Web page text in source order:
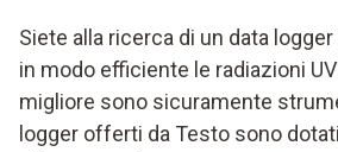
Siete alla ricerca di un data
in modo efficiente le radiazioni
migliore sono sicuramente
logger offerti da Testo sono